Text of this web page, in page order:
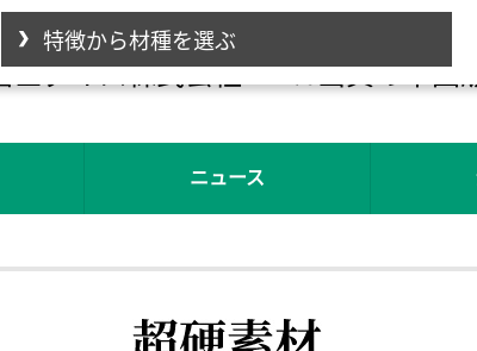
冨士ダイス株式会社100％出資の中国
ニュース
特徴から材種を選ぶ